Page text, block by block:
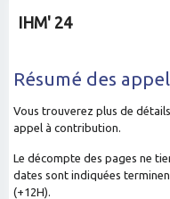
IHM' 24
Résumé des
Vous trouverez plus de
appel à contribution.
Le décompte des pages ne
dates sont indiquées
(+12H).